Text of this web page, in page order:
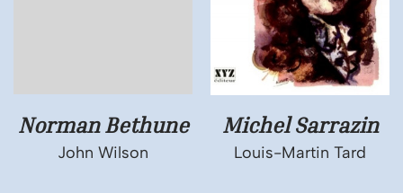
Norman Bethune
John Wilson
Michel Sarrazin
Louis-Martin Tard